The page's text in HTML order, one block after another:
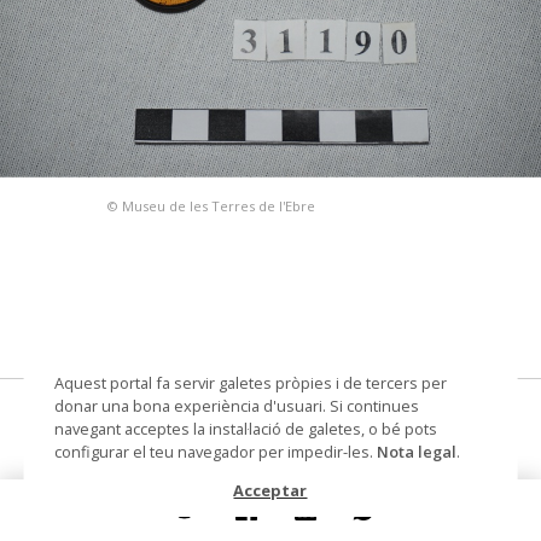
© Museu de les Terres de l'Ebre
filtre de càmera fotogràfica
Datació primera meitat segle XX
Aquest portal fa servir galetes pròpies i de tercers per
donar una bona experiència d'usuari. Si continues
navegant acceptes la instal·lació de galetes, o bé pots
configurar el teu navegador per impedir-les. Nota legal.
Acceptar